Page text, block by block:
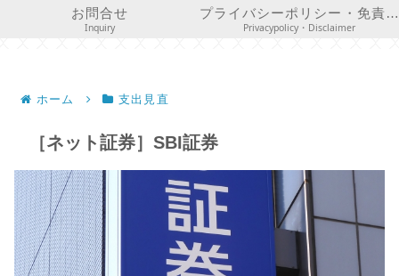
お問合せ
Inquiry
プライバシーポリシー・免責事項
Privacypolicy・Disclaimer
ホーム 支出見直
［ネット証券］SBI証券